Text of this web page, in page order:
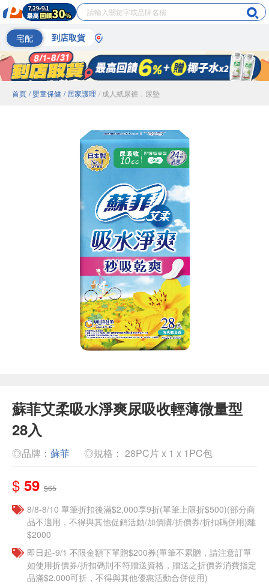
宅配 到店取貨
首頁 / 嬰童保健 / 居家護理 / 成人紙尿褲．尿墊
蘇菲艾柔吸水淨爽尿吸收輕薄微量型
28入
◎品牌： 蘇菲 ◎規格： 28PC片 x 1 x 1PC包
$ 59 $65
8/8-8/10 單筆折扣後滿$2,000享9折(單筆上限折$500)(部分商
品不適用，不得與其他促銷活動/加價購/折價券/折扣碼併用)離
$2000
即日起-9/1 不限金額下單贈$200券(單筆不累贈，請注意訂單
如使用折價券/折扣碼則不符贈送資格，贈送之折價券消費指定
品滿$2,000可折，不得與其他優惠活動合併使用)